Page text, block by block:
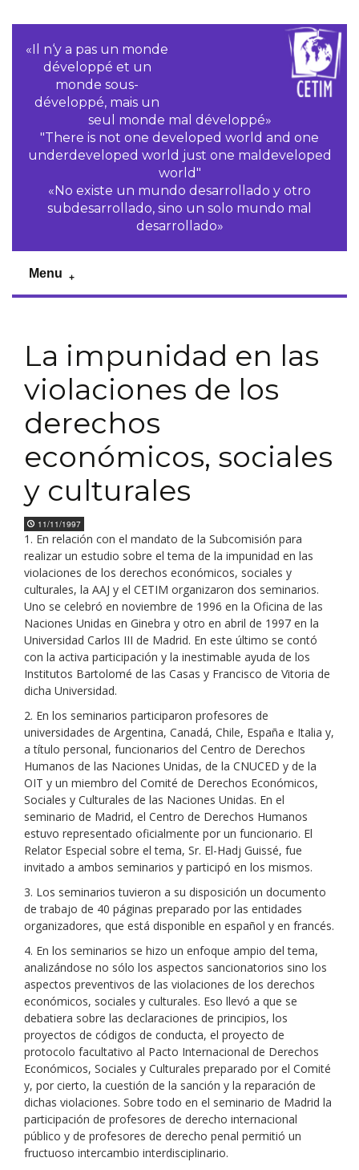
«Il n‘y a pas un monde
développé et un
monde sous-
développé, mais un
seul monde mal développé»
"There is not one developed world and one
underdeveloped world just one maldeveloped
world"
«No existe un mundo desarrollado y otro
subdesarrollado, sino un solo mundo mal
desarrollado»
Menu
La impunidad en las
violaciones de los
derechos
económicos, sociales
y culturales
11/11/1997
1. En relación con el mandato de la Subcomisión para
realizar un estudio sobre el tema de la impunidad en las
violaciones de los derechos económicos, sociales y
culturales, la AAJ y el CETIM organizaron dos seminarios.
Uno se celebró en noviembre de 1996 en la Oficina de las
Naciones Unidas en Ginebra y otro en abril de 1997 en la
Universidad Carlos III de Madrid. En este último se contó
con la activa participación y la inestimable ayuda de los
Institutos Bartolomé de las Casas y Francisco de Vitoria de
dicha Universidad.
2. En los seminarios participaron profesores de
universidades de Argentina, Canadá, Chile, España e Italia y,
a título personal, funcionarios del Centro de Derechos
Humanos de las Naciones Unidas, de la CNUCED y de la
OIT y un miembro del Comité de Derechos Económicos,
Sociales y Culturales de las Naciones Unidas. En el
seminario de Madrid, el Centro de Derechos Humanos
estuvo representado oficialmente por un funcionario. El
Relator Especial sobre el tema, Sr. El-Hadj Guissé, fue
invitado a ambos seminarios y participó en los mismos.
3. Los seminarios tuvieron a su disposición un documento
de trabajo de 40 páginas preparado por las entidades
organizadores, que está disponible en español y en francés.
4. En los seminarios se hizo un enfoque ampio del tema,
analizándose no sólo los aspectos sancionatorios sino los
aspectos preventivos de las violaciones de los derechos
económicos, sociales y culturales. Eso llevó a que se
debatiera sobre las declaraciones de principios, los
proyectos de códigos de conducta, el proyecto de
protocolo facultativo al Pacto Internacional de Derechos
Económicos, Sociales y Culturales preparado por el Comité
y, por cierto, la cuestión de la sanción y la reparación de
dichas violaciones. Sobre todo en el seminario de Madrid la
participación de profesores de derecho internacional
público y de profesores de derecho penal permitió un
fructuoso intercambio interdisciplinario.